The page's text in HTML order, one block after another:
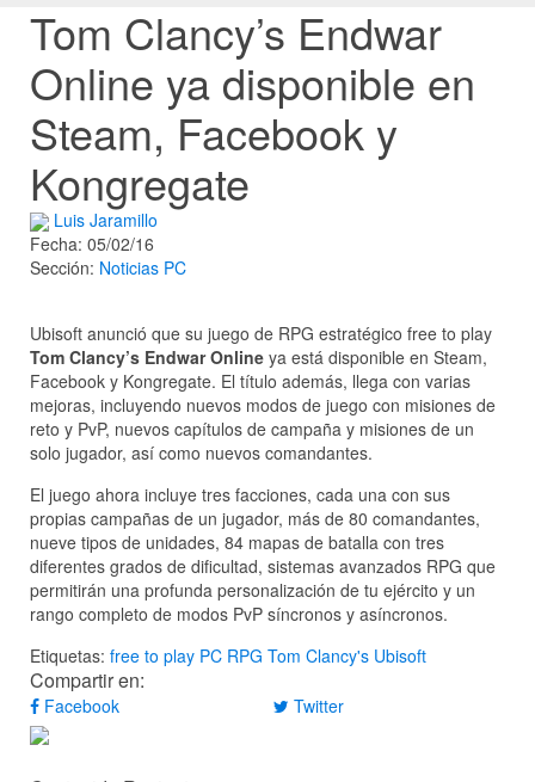
Tom Clancy’s Endwar
Online ya disponible en
Steam, Facebook y
Kongregate
Luis Jaramillo
Fecha: 05/02/16
Sección: Noticias PC
Ubisoft anunció que su juego de RPG estratégico free to play
Tom Clancy’s Endwar Online ya está disponible en Steam,
Facebook y Kongregate. El título además, llega con varias
mejoras, incluyendo nuevos modos de juego con misiones de
reto y PvP, nuevos capítulos de campaña y misiones de un
solo jugador, así como nuevos comandantes.
El juego ahora incluye tres facciones, cada una con sus
propias campañas de un jugador, más de 80 comandantes,
nueve tipos de unidades, 84 mapas de batalla con tres
diferentes grados de dificultad, sistemas avanzados RPG que
permitirán una profunda personalización de tu ejército y un
rango completo de modos PvP síncronos y asíncronos.
Etiquetas: free to play PC RPG Tom Clancy's Ubisoft
Compartir en:
Facebook Twitter